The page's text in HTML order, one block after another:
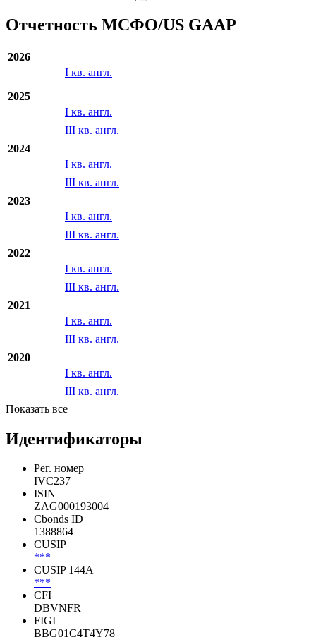
Отчетность МСФО/US GAAP
2026
I кв. англ.
2025
I кв. англ.
III кв. англ.
2024
I кв. англ.
III кв. англ.
2023
I кв. англ.
III кв. англ.
2022
I кв. англ.
III кв. англ.
2021
I кв. англ.
III кв. англ.
2020
I кв. англ.
III кв. англ.
Показать все
Идентификаторы
Рег. номер
IVC237
ISIN
ZAG000193004
Cbonds ID
1388864
CUSIP
***
CUSIP 144A
***
CFI
DBVNFR
FIGI
BBG01C4T4Y78